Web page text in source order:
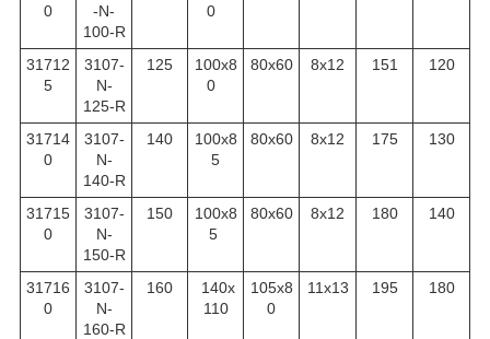
0
-N-
100-R
0
31712
5
3107-
N-
125-R
125
100х8
0
80х60 8х12 151 120
31714
0
3107-
N-
140-R
140
100х8
5
80х60 8х12 175 130
31715
0
3107-
N-
150-R
150
100х8
5
80х60 8х12 180 140
31716
0
3107-
N-
160-R
160
140х
110
105х8
0
11х13 195 180